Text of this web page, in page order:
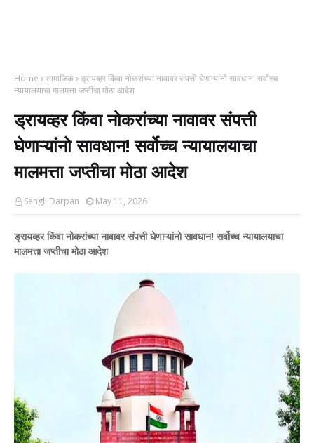
Home सामाजिक ड्रायव्हर किंवा नोकरांच्या नावावर संपत्ती घेणाऱ्यांनो सावधान! सर्वोच्च
न्यायालयाचा मालमत्ता जप्तीचा मोठा आदेश
ड्रायव्हर किंवा नोकरांच्या नावावर संपत्ती
घेणाऱ्यांनो सावधान! सर्वोच्च न्यायालयाचा
मालमत्ता जप्तीचा मोठा आदेश
Sangli Darpan May 11, 2026
ड्रायव्हर किंवा नोकरांच्या नावावर संपत्ती घेणाऱ्यांनो सावधान! सर्वोच्च न्यायालयाचा
मालमत्ता जप्तीचा मोठा आदेश